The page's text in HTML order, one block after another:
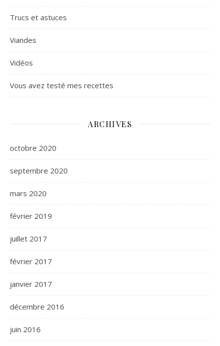
Trucs et astuces
Viandes
Vidéos
Vous avez testé mes recettes
ARCHIVES
octobre 2020
septembre 2020
mars 2020
février 2019
juillet 2017
février 2017
janvier 2017
décembre 2016
juin 2016